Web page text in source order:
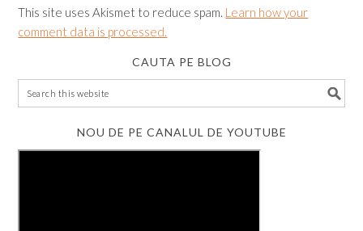
This site uses Akismet to reduce spam. Learn how your
comment data is processed.
CAUTA PE BLOG
NOU DE PE CANALUL DE YOUTUBE